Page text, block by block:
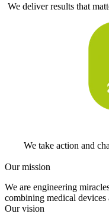
We deliver results that
We take action and
Our mission
We are engineering
combining medical
Our vision